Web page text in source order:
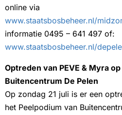
online via
www.staatsbosbeheer.nl/
informatie 0495 – 641 497 of:
www.staatsbosbeheer.nl/
Optreden van PEVE & Myra
Buitencentrum De Pelen
Op zondag 21 juli is er een
het Peelpodium van